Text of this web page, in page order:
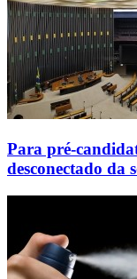
Para pré-
desconectado da